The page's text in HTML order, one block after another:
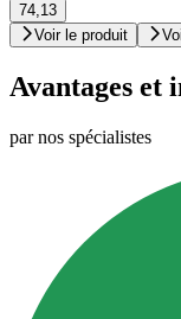
74,13
Voir le produit
Avantages et
par nos spécialistes